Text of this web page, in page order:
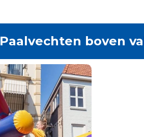
Paalvechten boven